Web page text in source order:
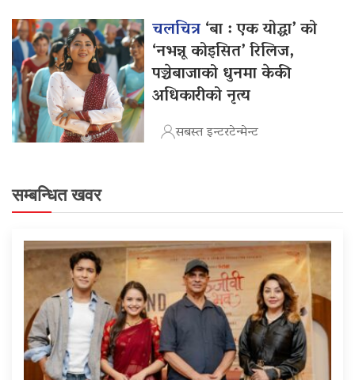
चलचित्र‘बा : एक योद्धा’ को
‘नभन्नू कोइसित’ रिलिज,
पञ्चेबाजाको धुनमा केकी
अधिकारीको नृत्य
सबस्त इन्टरटेन्मेन्ट
सम्बन्धित खवर